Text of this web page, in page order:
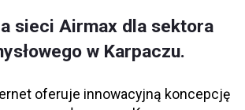
sieci Airmax dla sektora
w Karpaczu.
oferuje innowacyjną koncepcję